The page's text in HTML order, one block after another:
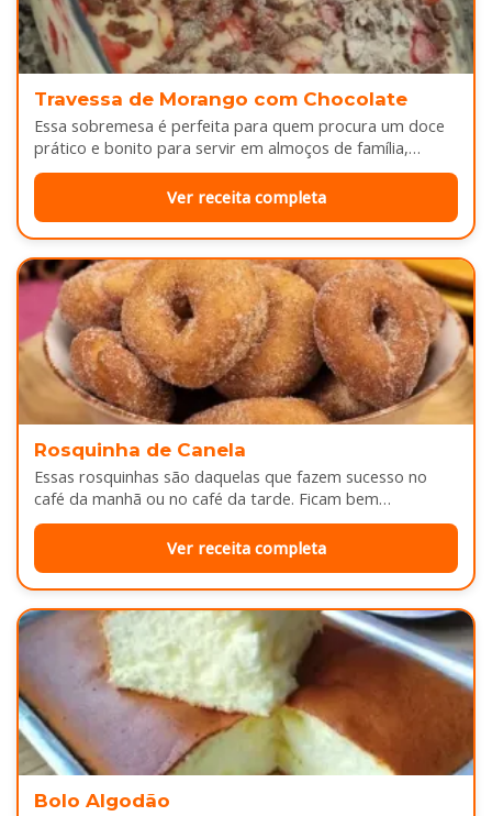
Travessa de Morango com Chocolate
Essa sobremesa é perfeita para quem procura um doce
prático e bonito para servir em almoços de família,
aniversários ou…
Ver receita completa
Rosquinha de Canela
Essas rosquinhas são daquelas que fazem sucesso no
café da manhã ou no café da tarde. Ficam bem
douradinhas por…
Ver receita completa
Bolo Algodão